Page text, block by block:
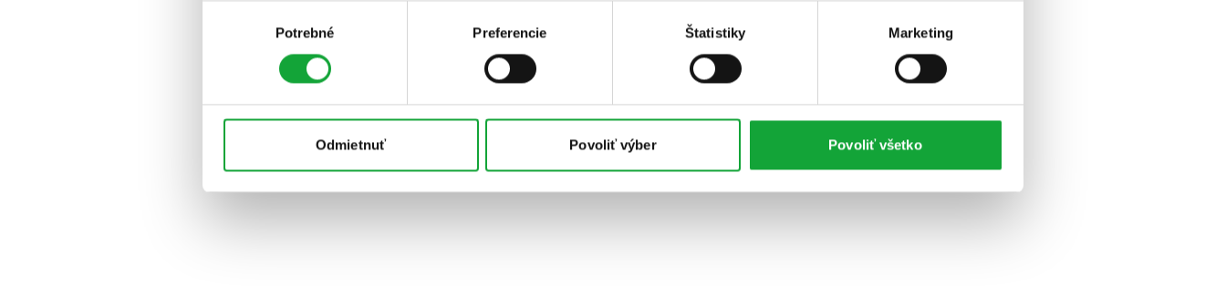
Potrebné Preferencie Štatistiky Marketing
Odmietnuť Povoliť výber Povoliť všetko